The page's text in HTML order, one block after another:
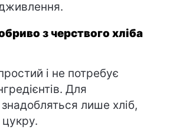
з черствого хліба
і не потребує
Для
лише хліб,